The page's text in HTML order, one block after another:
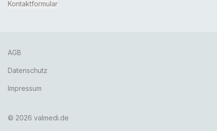
Kontaktformular
AGB
Datenschutz
Impressum
© 2026 valmedi.de